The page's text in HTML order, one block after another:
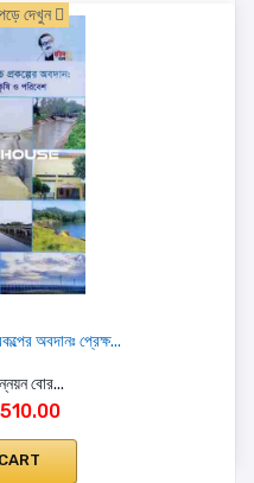
দেখুন
অবদানঃ প্রেক্ষ...
বোর...